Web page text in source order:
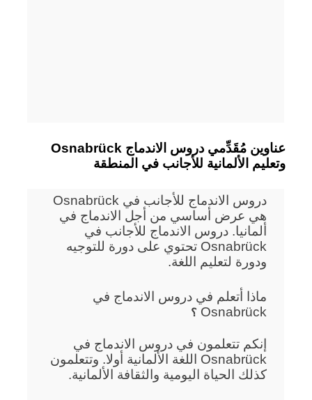
Osnabrück عناوين مُقَدِّمي دروس الاندماج
وتعليم الألمانية للأجانب في المنطقة
دروس الاندماج للأجانب في Osnabrück
هي عرض أساسي من أجل الاندماج في
ألمانيا. دروس الاندماج للأجانب في
Osnabrück تحتوي على دورة للتوجيه
ودورة لتعليم اللغة.
ماذا أتعلم في دروس الاندماج في
Osnabrück ؟
إنكم تتعلمون في دروس الاندماج في
Osnabrück اللغة الألمانية أولا. وتتعلمون
كذلك الحياة اليومية والثقافة الألمانية.